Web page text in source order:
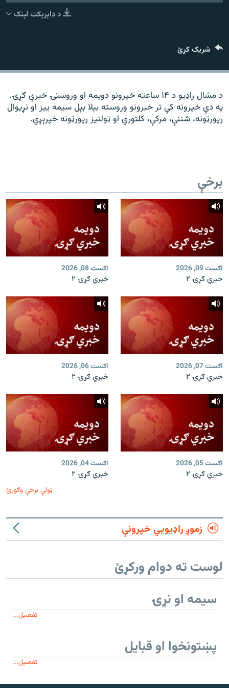
د ازادې اروپا راډیو ټولې ووبپاڼې
د ډاېرېکټ لېنک
شریک کړئ
د مشال راډیو د ۱۴ ساعته خپرونو دویمه او وروستۍ خبري ګړۍ.
په دې خپرونه کې تر خبرونو وروسته بېلا بېل سیمه ییز او نړیوال
رپورټونه، شننې، مرکې، کلتوري او ټولنیز رپورټونه خپرېږي.
برخې
اګست 09, 2026
خبري ګړۍ ۲
اګست 08, 2026
خبري ګړۍ ۲
اګست 07, 2026
خبري ګړۍ ۲
اګست 06, 2026
خبري ګړۍ ۲
اګست 05, 2026
خبري ګړۍ ۲
اګست 04, 2026
خبري ګړۍ ۲
ټولې برخې وګورئ
زموږ راډیويي خپرونې
لوست ته دوام ورکړئ
سیمه او نړۍ
تفصیل...
پښتونخوا او قبایل
تفصیل...